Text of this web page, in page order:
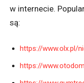
w internecie.
są:
https://www.olx.pl/
https://